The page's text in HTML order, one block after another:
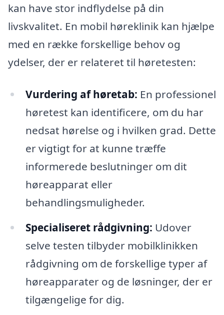
kan have stor indflydelse på din
livskvalitet. En mobil høreklinik kan hjælpe
med en række forskellige behov og
ydelser, der er relateret til høretesten:
Vurdering af høretab: En professionel
høretest kan identificere, om du har
nedsat hørelse og i hvilken grad. Dette
er vigtigt for at kunne træffe
informerede beslutninger om dit
høreapparat eller
behandlingsmuligheder.
Specialiseret rådgivning: Udover
selve testen tilbyder mobilklinikken
rådgivning om de forskellige typer af
høreapparater og de løsninger, der er
tilgængelige for dig.